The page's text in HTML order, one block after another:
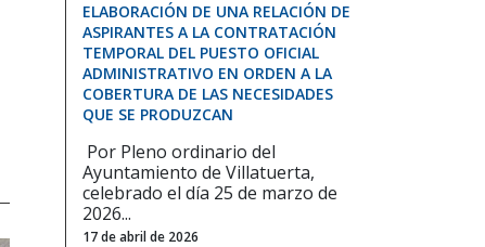
ELABORACIÓN DE UNA RELACIÓN DE
ASPIRANTES A LA CONTRATACIÓN
TEMPORAL DEL PUESTO OFICIAL
ADMINISTRATIVO EN ORDEN A LA
COBERTURA DE LAS NECESIDADES
QUE SE PRODUZCAN
Por Pleno ordinario del
Ayuntamiento de Villatuerta,
celebrado el día 25 de marzo de
2026...
17 de abril de 2026